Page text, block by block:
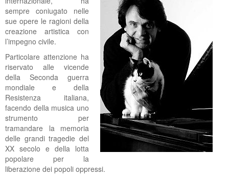
sempre coniugato nelle
sue opere le ragioni della
creazione artistica con
l’impegno civile.
Particolare attenzione ha
riservato alle vicende
della Seconda guerra
mondiale e della
Resistenza italiana,
facendo della musica uno
strumento per
tramandare la memoria
delle grandi tragedie del
XX secolo e della lotta
popolare per la
liberazione dei popoli oppressi.